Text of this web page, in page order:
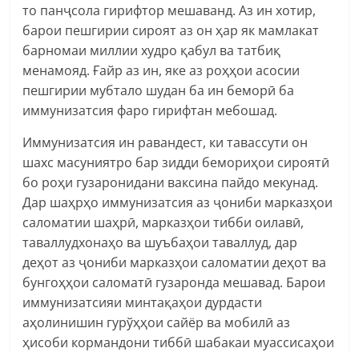
то панҷсола гирифтор мешаванд. Аз ин хотир,
барои пешгирии сироят аз он ҳар як мамлакат
барномаи миллии худро қабул ва татбиқ
менамояд. Ғайр аз ин, яке аз роҳҳои асосии
пешгирии мубтало шудан ба ин беморӣ ба
иммунизатсия фаро гирифтан мебошад.
Иммунизатсия ин равандест, ки тавассути он
шахс масуниятро бар зидди бемориҳои сироятӣ
бо роҳи гузаронидани ваксина пайдо мекунад.
Дар шаҳрҳо иммунизатсия аз ҷониби марказҳои
саломатии шаҳрӣ, марказҳои тибби оилавӣ,
таваллудхонаҳо ва шуъбаҳои таваллуд, дар
деҳот аз ҷониби марказҳои саломатии деҳот ва
бунгоҳҳои саломатӣ гузаронда мешавад. Барои
иммунизатсияи минтақаҳои дурдасти
аҳолинишин гурўҳҳои сайёр ва мобилӣ аз
ҳисоби кормандони тиббӣ шабакаи муассисаҳои